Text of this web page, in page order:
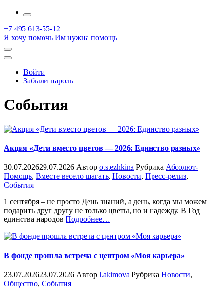
More
+7 495 613-55-12
Я хочу помочь Им нужна помощь
Открыть
поиск
Профиль
Войти
Забыли пароль
События
Акция «Дети вместо цветов — 2026: Единство разных»
30.07.202629.07.2026 Автор o.stezhkina Рубрика Абсолют-
Помощь, Вместе весело шагать, Новости, Пресс-релиз,
События
1 сентября – не просто День знаний, а день, когда мы можем
подарить друг другу не только цветы, но и надежду. В Год
единства народов Подробнее«%s»
…
В фонде прошла встреча с центром «Моя карьера»
23.07.202623.07.2026 Автор l.akimova Рубрика Новости,
Общество, События